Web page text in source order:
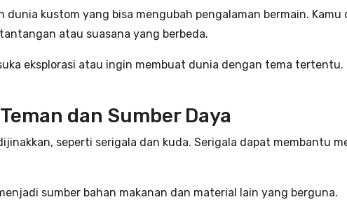
kustom yang bisa mengubah pengalaman bermain. Kamu
atau suasana yang berbeda.
eksplorasi atau ingin membuat dunia dengan tema tertentu.
dan Sumber Daya
seperti serigala dan kuda. Serigala dapat membantu
sumber bahan makanan dan material lain yang berguna.